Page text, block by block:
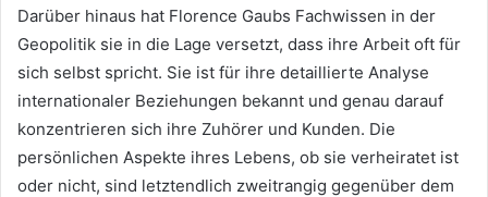
Darüber hinaus hat Florence Gaubs Fachwissen in der
Geopolitik sie in die Lage versetzt, dass ihre Arbeit oft für
sich selbst spricht. Sie ist für ihre detaillierte Analyse
internationaler Beziehungen bekannt und genau darauf
konzentrieren sich ihre Zuhörer und Kunden. Die
persönlichen Aspekte ihres Lebens, ob sie verheiratet ist
oder nicht, sind letztendlich zweitrangig gegenüber dem